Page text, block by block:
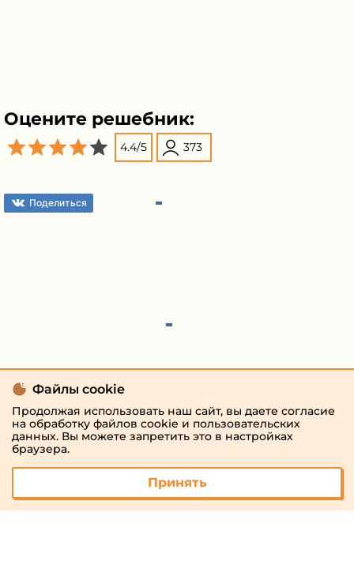
Оцените решебник:
4.4/5 373
Поделиться
Файлы cookie
Продолжая использовать наш сайт, вы даете согласие
на обработку файлов cookie и пользовательских
данных. Вы можете запретить это в настройках
браузера.
Принять